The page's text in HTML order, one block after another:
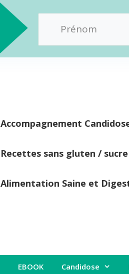
Accompagnement
Recettes sans gluten /
Alimentation Saine et
EBOOK Candidose